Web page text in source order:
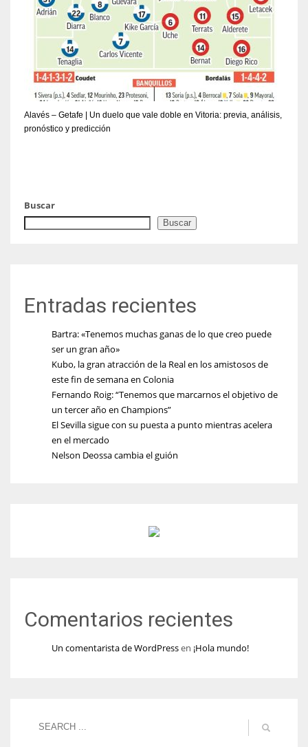
Alavés – Getafe | Un duelo que vale doble en Vitoria: previa, análisis,
pronóstico y predicción
Buscar
Buscar
Entradas recientes
Bartra: «Tenemos muchas ganas de lo que creo puede
ser un gran año»
Kubo, la gran atracción de la Real en los amistosos de
este fin de semana en Colonia
Fernando Roig: “Tenemos que marcarnos el objetivo de
un tercer año en Champions”
El Sevilla sigue con su puesta a punto mientras acelera
en el mercado
Nelson Deossa cambia el guión
Comentarios recientes
Un comentarista de WordPressen ¡Hola mundo!